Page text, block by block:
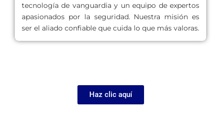
tecnología de vanguardia y un equipo de expertos
apasionados por la seguridad. Nuestra misión es
ser el aliado confiable que cuida lo que más valoras.
Haz clic aquí